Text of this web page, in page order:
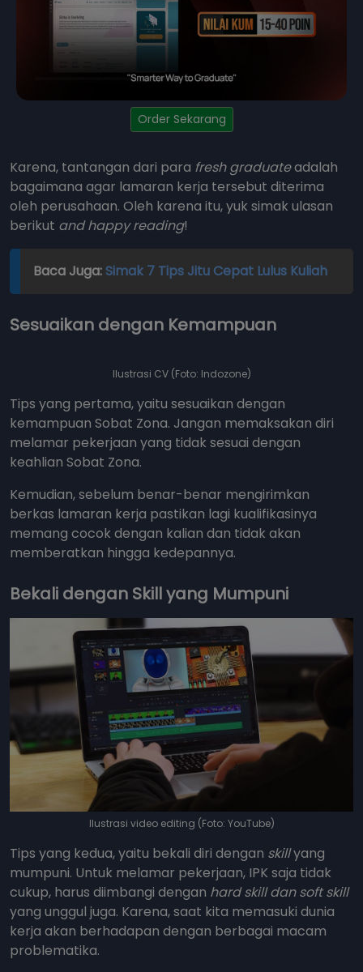
Order Sekarang
Karena, tantangan dari para fresh graduateadalah
bagaimana agar lamaran kerja tersebut diterima
oleh perusahaan. Oleh karena itu, yuk simak ulasan
berikut and happy reading!
Baca Juga: Simak 7 Tips Jitu Cepat Lulus Kuliah
Sesuaikan dengan Kemampuan
Ilustrasi CV (Foto: Indozone)
Tips yang pertama, yaitu sesuaikan dengan
kemampuan Sobat Zona. Jangan memaksakan diri
melamar pekerjaan yang tidak sesuai dengan
keahlian Sobat Zona.
Kemudian, sebelum benar-benar mengirimkan
berkas lamaran kerja pastikan lagi kualifikasinya
memang cocok dengan kalian dan tidak akan
memberatkan hingga kedepannya.
Bekali dengan Skill yang Mumpuni
Ilustrasi video editing (Foto: YouTube)
Tips yang kedua, yaitu bekali diri dengan skillyang
mumpuni. Untuk melamar pekerjaan, IPK saja tidak
cukup, harus diimbangi dengan hard skill dan soft skill
yang unggul juga. Karena, saat kita memasuki dunia
kerja akan berhadapan dengan berbagai macam
problematika.